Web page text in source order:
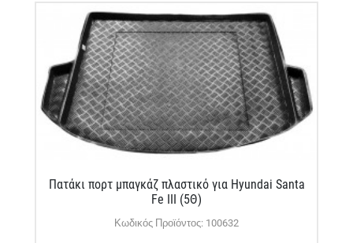
Πατάκι πορτ μπαγκάζ πλαστικό για Hyundai Santa
Fe III (5Θ)
Κωδικός Προϊόντος: 100632